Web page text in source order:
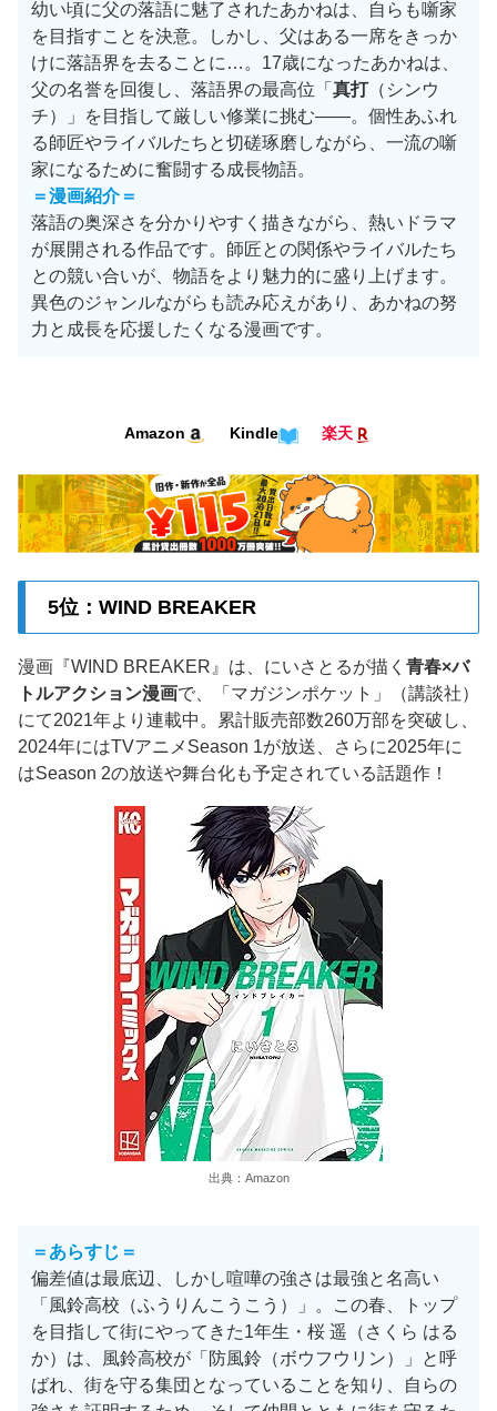
幼い頃に父の落語に魅了されたあかねは、自らも噺家
を目指すことを決意。しかし、父はある一席をきっか
けに落語界を去ることに…。17歳になったあかねは、
父の名誉を回復し、落語界の最高位「 真打（シンウ
チ）」を目指して厳しい修業に挑む——。個性あふれ
る師匠やライバルたちと切磋琢磨しながら、一流の噺
家になるために奮闘する成長物語。
＝漫画紹介＝
落語の奥深さを分かりやすく描きながら、熱いドラマ
が展開される作品です。師匠との関係やライバルたち
との競い合いが、物語をより魅力的に盛り上げます。
異色のジャンルながらも読み応えがあり、あかねの努
力と成長を応援したくなる漫画です。
Amazon Kindle 楽天
5位：WIND BREAKER
漫画『WIND BREAKER』は、にいさとるが描く 青春×バ
トルアクション漫画で、「マガジンポケット」（講談社）
にて2021年より連載中。累計販売部数260万部を突破し、
2024年にはTVアニメSeason 1が放送、さらに2025年に
はSeason 2の放送や舞台化も予定されている話題作！
出典：Amazon
＝あらすじ＝
偏差値は最底辺、しかし喧嘩の強さは最強と名高い
「風鈴高校（ふうりんこうこう）」。この春、トップ
を目指して街にやってきた1年生・桜 遥（さくら はる
か）は、風鈴高校が「防風鈴（ボウフウリン）」と呼
ばれ、街を守る集団となっていることを知り、自らの